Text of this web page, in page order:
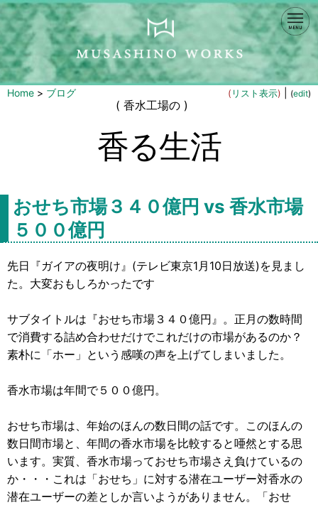
Home > ブログ ( リスト表示) (edit)
( 香水工場の )
香る生活
おせち市場３４０億円 vs 香水市場
５００億円
先日『ガイアの夜明け』(テレビ東京1月10日放送)を見まし
た。大変おもしろかったです
サブタイトルは『おせち市場３４０億円』。正月の数時間
で消費する詰め合わせだけでこれだけの市場があるのか？
素朴に「ホー」という感嘆の声を上げてしまいました。
香水市場は年間で５００億円。
おせち市場は、年始のほんの数日間の話です。このほんの
数日間市場と、年間の香水市場を比較すると唖然とする思
います。実質、香水市場っておせち市場さえ負けているの
か・・・これは「おせち」に対する潜在ユーザー対香水の
潜在ユーザーの差としか言いようがありません。「おせ